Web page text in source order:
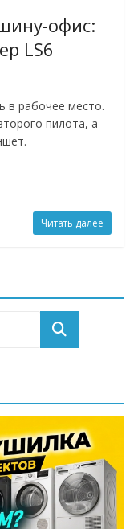
офис:
LS6
в рабочее место.
пилота, а
Читать далее